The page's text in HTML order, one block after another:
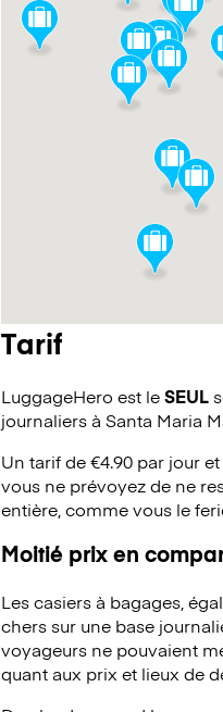
Tarif
LuggageHero est leSEUL
journaliers à Santa Maria
Un tarif de €4.90 par jour
vous ne prévoyez de ne
entière, comme vous le
Moitié prix en
Les casiers à bagages,
chers sur une base
voyageurs ne pouvaient
quant aux prix et lieux de